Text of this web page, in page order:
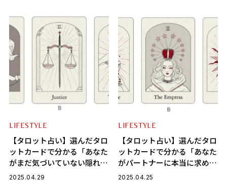
LIFESTYLE
【タロット占い】選んだタロ
ットカードで分かる「あなた
がまだ気づいていない隠れた
魅力」
2025.04.29
LIFESTYLE
【タロット占い】選んだタロ
ットカードで分かる「あなた
がパートナーに本当に求めて
いるもの」
2025.04.25